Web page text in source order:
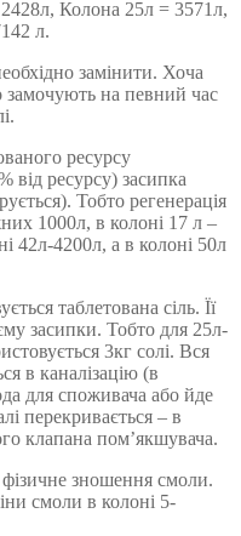
Колона 25л = 3571л,
л.
замінити. Хоча
замочують на певний час
ресурсу
ресурсу) засипка
Тобто регенерація
1000л, в колоні 17 л –
42л-4200л, а в колоні 50л
таблетована сіль. Її
засипки. Тобто для 25л-
3кг солі. Вся
в каналізацію (в
для споживача або йде
перекривається – в
клапана пом’якшувача.
зношення смоли.
смоли в колоні 5-